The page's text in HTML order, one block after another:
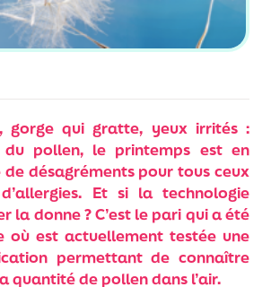
gorge qui gratte, yeux irrités :
du pollen, le printemps est en
désagréments pour tous ceux
Et si la technologie
la donne ? C’est le pari qui a été
où est actuellement testée une
permettant de connaître
quantité de pollen dans l’air.